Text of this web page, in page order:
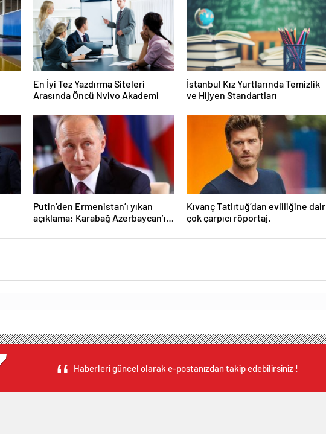
En İyi Tez Yazdırma Siteleri
Arasında Öncü Nvivo Akademi
İstanbul Kız Yurtlarında Temizlik
ve Hijyen Standartları
Putin’den Ermenistan’ı yıkan
açıklama: Karabağ Azerbaycan’ın
Kıvanç Tatlıtuğ’dan evliliğine dair
çok çarpıcı röportaj.
Haberleri güncel olarak e-postanızdan takip edebilirsiniz !